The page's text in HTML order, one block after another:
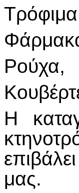
Ρούχα,
Η
μας.